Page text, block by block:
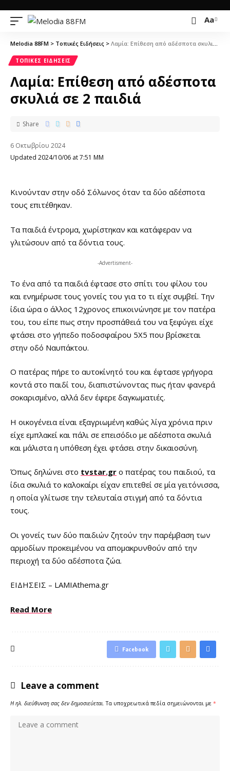
Aa
Melodia 88FM > Τοπικές Ειδήσεις > Λαμία: Επίθεση από αδέσποτα σκυλιά σε 2 παιδιά
ΤΟΠΙΚΈΣ ΕΙΔΉΣΕΙΣ
Λαμία: Επίθεση από αδέσποτα
σκυλιά σε 2 παιδιά
6 Οκτωβρίου 2024
Updated 2024/10/06 at 7:51 ΜΜ
Share
Κινούνταν στην οδό Σόλωνος όταν τα δύο αδέσποτα
τους επιτέθηκαν.
Τα παιδιά έντρομα, χωρίστηκαν και κατάφεραν να
γλιτώσουν από τα δόντια τους.
-Advertisment-
Το ένα από τα παιδιά έφτασε στο σπίτι του φίλου του
και ενημέρωσε τους γονείς του για το τι είχε συμβεί. Την
ίδια ώρα ο άλλος 12χρονος επικοινώνησε με τον πατέρα
του, του είπε πως στην προσπάθειά του να ξεφύγει είχε
φτάσει στο γήπεδο ποδοσφαίρου 5Χ5 που βρίσκεται
στην οδό Ναυπάκτου.
Ο πατέρας πήρε το αυτοκίνητό του και έφτασε γρήγορα
κοντά στο παιδί του, διαπιστώνοντας πως ήταν φανερά
σοκαρισμένο, αλλά δεν έφερε δαγκωματιές.
Η οικογένεια είναι εξαγριωμένη καθώς λίγα χρόνια πριν
είχε εμπλακεί και πάλι σε επεισόδιο με αδέσποτα σκυλιά
και μάλιστα η υπόθεση έχει φτάσει στην δικαιοσύνη.
Όπως δηλώνει στο tvstar.gr ο πατέρας του παιδιού, τα
ίδια σκυλιά το καλοκαίρι είχαν επιτεθεί σε μία γειτόνισσα,
η οποία γλίτωσε την τελευταία στιγμή από τα δόντια
τους.
Οι γονείς των δύο παιδιών ζητούν την παρέμβαση των
αρμοδίων προκειμένου να απομακρυνθούν από την
περιοχή τα δύο αδέσποτα ζώα.
​ΕΙΔΗΣΕΙΣ – LAMIAthema.gr
Read More
Facebook
Leave a comment
Η ηλ. διεύθυνση σας δεν δημοσιεύεται. Τα υποχρεωτικά πεδία σημειώνονται με *